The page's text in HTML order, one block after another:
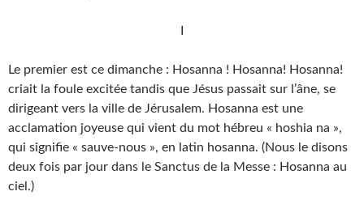
Le premier est ce dimanche : Hosanna ! Hosanna! Hosanna!
criait la foule excitée tandis que Jésus passait sur l’âne, se
dirigeant vers la ville de Jérusalem. Hosanna est une
acclamation joyeuse qui vient du mot hébreu « hoshia na »,
qui signifie « sauve-nous », en latin hosanna. (Nous le disons
deux fois par jour dans le Sanctus de la Messe : Hosanna au
ciel.)